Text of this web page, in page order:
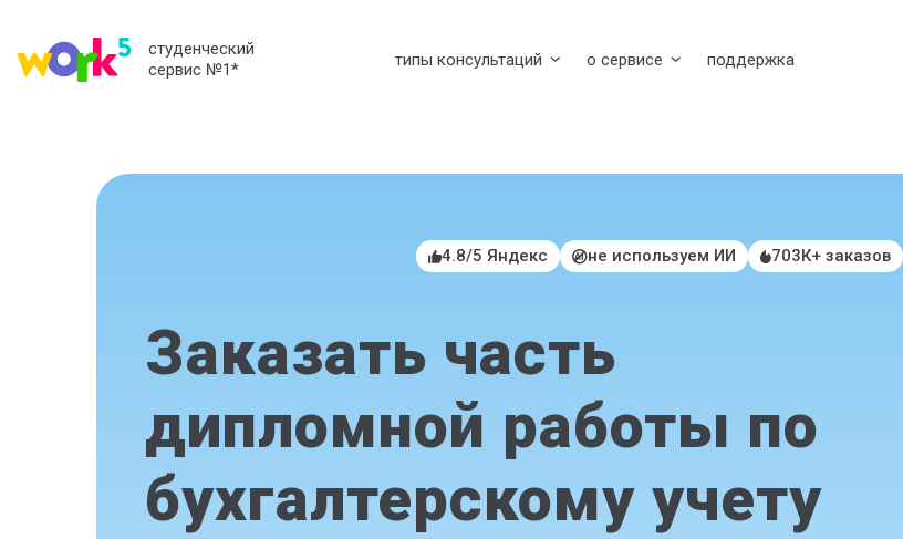
студенческий
сервис №1* типы консультаций о сервисе поддержка
4.8/5 Яндекс не используем ИИ 703К+ заказов
Заказать часть
дипломной работы по
бухгалтерскому учету